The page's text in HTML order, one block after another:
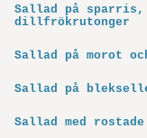
Sallad på sparris,
dillfrökrutonger
Sallad på morot
Sallad på
Sallad med